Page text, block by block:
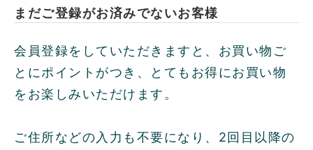
まだご登録がお済みでないお客様
会員登録をしていただきますと、お買い物ご
とにポイントがつき、とてもお得にお買い物
をお楽しみいただけます。
ご住所などの入力も不要になり、2回目以降の